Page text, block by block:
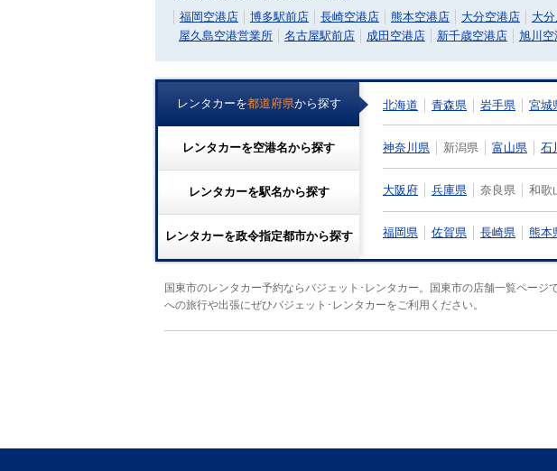
福岡空港店
博多駅前店 長崎空港店 熊本空港店 大分空港店 大
屋久島空港営業所
名古屋駅前店 成田空港店 新千歳空港店 旭川空
レンタカーを都道府県から探す
レンタカーを空港名から探す
レンタカーを駅名から探す
レンタカーを政令指定都市から探す
北海道 青森県 岩手県 宮城
神奈川県 新潟県 富山県 石
大阪府 兵庫県 奈良県 和歌
福岡県 佐賀県 長崎県 熊本
国東市のレンタカー予約ならバジェット･レンタカー。国東市の店舗一覧ペー
への旅行や出張にぜひバジェット･レンタカーをご利用ください。